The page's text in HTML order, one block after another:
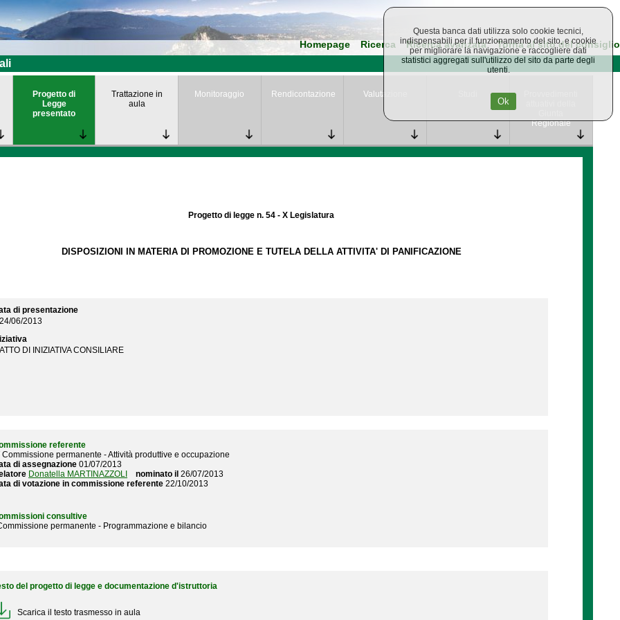
Homepage Ricerca Ricerca avanzata Torna al sito del consiglio
Progetto di
Legge
presentato
Trattazione in
aula
Monitoraggio Rendicontazione Valutazione
Regionale
Progetto di legge n. 54 - X Legislatura
DISPOSIZIONI IN MATERIA DI PROMOZIONE E TUTELA DELLA ATTIVITA' DI PANIFICAZIONE
di presentazione
24/06/2013
ATTO DI INIZIATIVA CONSILIARE
referente
Commissione permanente - Attività produttive e occupazione
di assegnazione 01/07/2013
Donatella MARTINAZZOLI nominato il 26/07/2013
di votazione in commissione referente 22/10/2013
consultive
permanente - Programmazione e bilancio
del progetto di legge e documentazione d'istruttoria
Scarica il testo trasmesso in aula
Questa banca dati utilizza solo cookie tecnici,
indispensabili per il funzionamento del sito, e cookie
per migliorare la navigazione e raccogliere dati
statistici aggregati sull'utilizzo del sito da parte degli
utenti.
Ok